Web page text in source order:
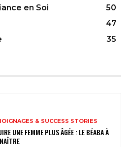
en Soi
50
47
35
& SUCCESS STORIES
UNE FEMME PLUS ÂGÉE : LE BÉABA À